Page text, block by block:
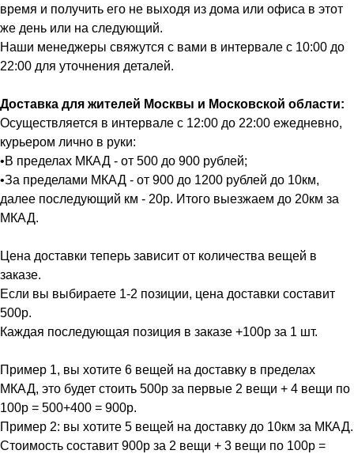
время и получить его не выходя из дома или офиса в этот
же день или на следующий.
Наши менеджеры свяжутся с вами в интервале с 10:00 до
22:00 для уточнения деталей.
Доставка для жителей Москвы и Московской области:
Осуществляется в интервале с 12:00 до 22:00 ежедневно,
курьером лично в руки:
•В пределах МКАД - от 500 до 900 рублей;
•За пределами МКАД - от 900 до 1200 рублей до 10км,
далее последующий км - 20р. Итого выезжаем до 20км за
МКАД.
Цена доставки теперь зависит от количества вещей в
заказе.
Если вы выбираете 1-2 позиции, цена доставки составит
500р.
Каждая последующая позиция в заказе +100р за 1 шт.
Пример 1, вы хотите 6 вещей на доставку в пределах
МКАД, это будет стоить 500р за первые 2 вещи + 4 вещи по
100р = 500+400 = 900р.
Пример 2: вы хотите 5 вещей на доставку до 10км за МКАД.
Стоимость составит 900р за 2 вещи + 3 вещи по 100р =